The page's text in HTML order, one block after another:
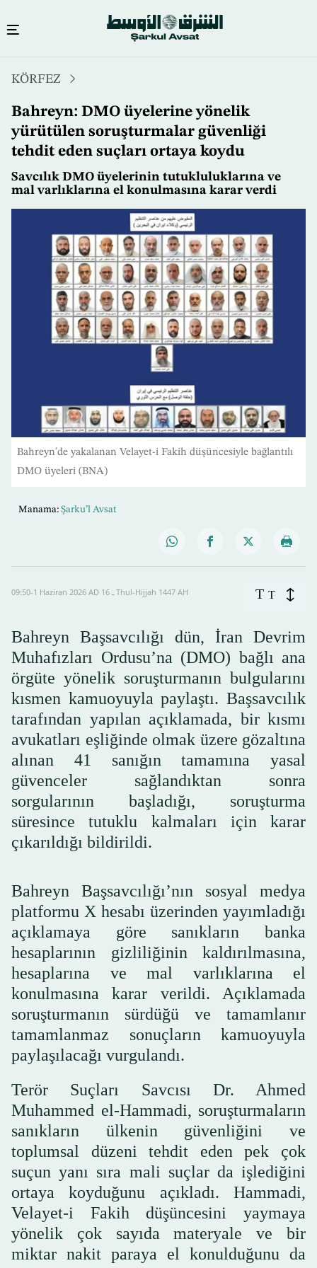
içeriğe
atla
KÖRFEZ
Bahreyn: DMO üyelerine yönelik
yürütülen soruşturmalar güvenliği
tehdit eden suçları ortaya koydu
Savcılık DMO üyelerinin tutukluluklarına ve
mal varlıklarına el konulmasına karar verdi
Bahreyn'de yakalanan Velayet-i Fakih düşüncesiyle bağlantılı
DMO üyeleri (BNA)
Manama: Şarku’l Avsat
09:50-1 Haziran 2026 AD ـ 16 Thul-Hijjah 1447 AH T T
Bahreyn Başsavcılığı dün, İran Devrim
Muhafızları Ordusu’na (DMO) bağlı ana
örgüte yönelik soruşturmanın bulgularını
kısmen kamuoyuyla paylaştı. Başsavcılık
tarafından yapılan açıklamada, bir kısmı
avukatları eşliğinde olmak üzere gözaltına
alınan 41 sanığın tamamına yasal
güvenceler sağlandıktan sonra
sorgularının başladığı, soruşturma
süresince tutuklu kalmaları için karar
çıkarıldığı bildirildi.
Bahreyn Başsavcılığı’nın sosyal medya
platformu X hesabı üzerinden yayımladığı
açıklamaya göre sanıkların banka
hesaplarının gizliliğinin kaldırılmasına,
hesaplarına ve mal varlıklarına el
konulmasına karar verildi. Açıklamada
soruşturmanın sürdüğü ve tamamlanır
tamamlanmaz sonuçların kamuoyuyla
paylaşılacağı vurgulandı.
Terör Suçları Savcısı Dr. Ahmed
Muhammed el-Hammadi, soruşturmaların
sanıkların ülkenin güvenliğini ve
toplumsal düzeni tehdit eden pek çok
suçun yanı sıra mali suçlar da işlediğini
ortaya koyduğunu açıkladı. Hammadi,
Velayet-i Fakih düşüncesini yaymaya
yönelik çok sayıda materyale ve bir
miktar nakit paraya el konulduğunu da